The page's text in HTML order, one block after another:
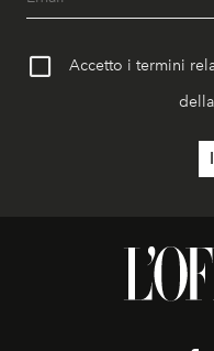
Accetto i termini
della